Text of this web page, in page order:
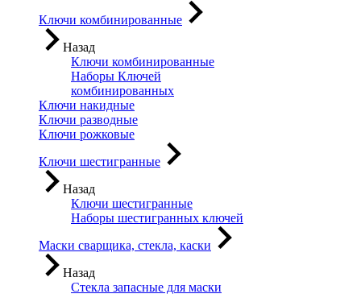
Ключи комбинированные
Назад
Ключи комбинированные
Наборы Ключей
комбинированных
Ключи накидные
Ключи разводные
Ключи рожковые
Ключи шестигранные
Назад
Ключи шестигранные
Наборы шестигранных ключей
Маски сварщика, стекла, каски
Назад
Стекла запасные для маски